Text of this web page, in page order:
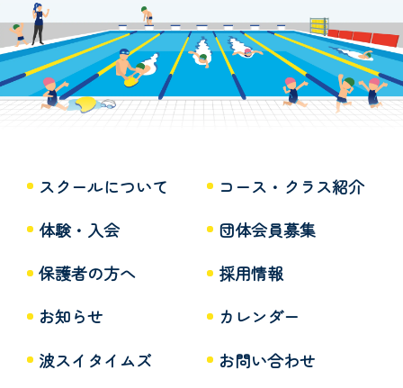
スクールについて
コース・クラス紹介
体験・入会
団体会員募集
保護者の方へ
採用情報
お知らせ
カレンダー
波スイタイムズ
お問い合わせ